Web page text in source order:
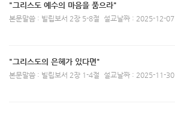
"그리스도 예수의 마음을 품으라"
본문말씀 : 빌립보서 2장 5-8절 설교날짜 : 2025-12-07
"그리스도의 은헤가 있다면"
본문말씀 : 빌립보서 2장 1-4절 설교날짜 : 2025-11-30